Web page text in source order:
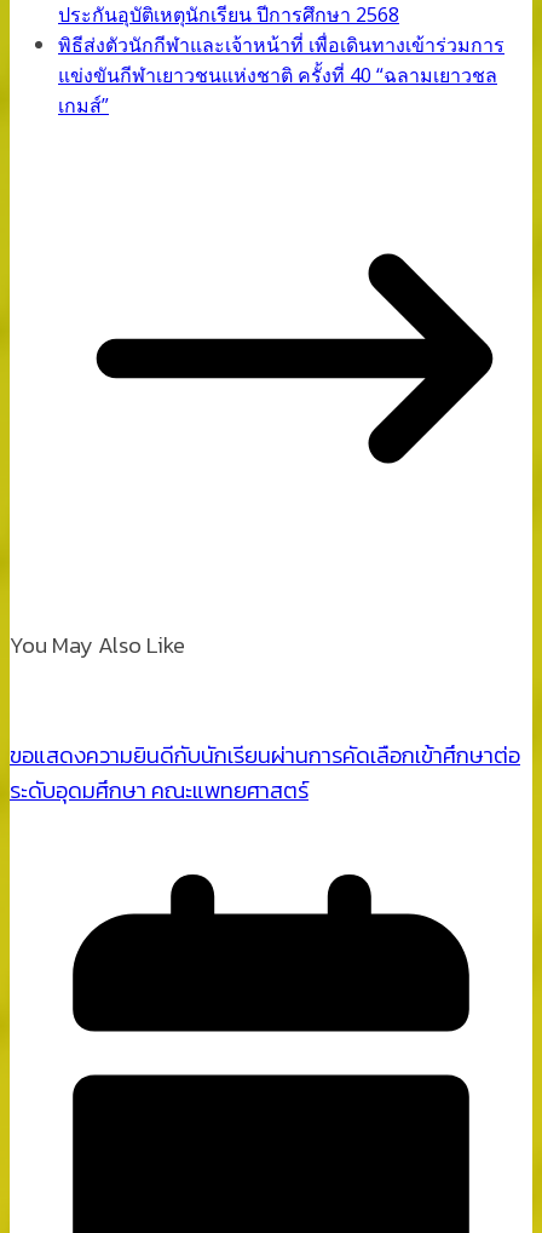
ประกันอุบัติเหตุนักเรียน ปีการศึกษา 2568
พิธีส่งตัวนักกีฬาและเจ้าหน้าที่ เพื่อเดินทางเข้าร่วมการ
แข่งขันกีฬาเยาวชนแห่งชาติ ครั้งที่ 40 “ฉลามเยาวชล
เกมส์”
You May Also Like
ขอแสดงความยินดีกับนักเรียนผ่านการคัดเลือกเข้าศึกษาต่อ
ระดับอุดมศึกษา คณะแพทยศาสตร์